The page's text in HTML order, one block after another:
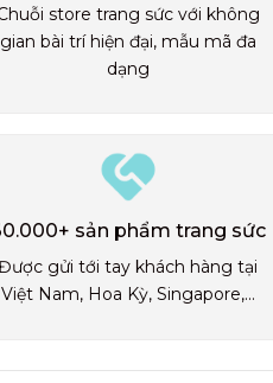
store trang sức với không
gian bài trí hiện đại, mẫu mã đa
dạng
sản phẩm trang sức
gửi tới tay khách hàng tại
Việt Nam, Hoa Kỳ, Singapore,...